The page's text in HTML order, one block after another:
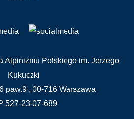
Alpinizmu Polskiego im. Jerzego
Kukuczki
paw.9 , 00-716 Warszawa
527-23-07-689